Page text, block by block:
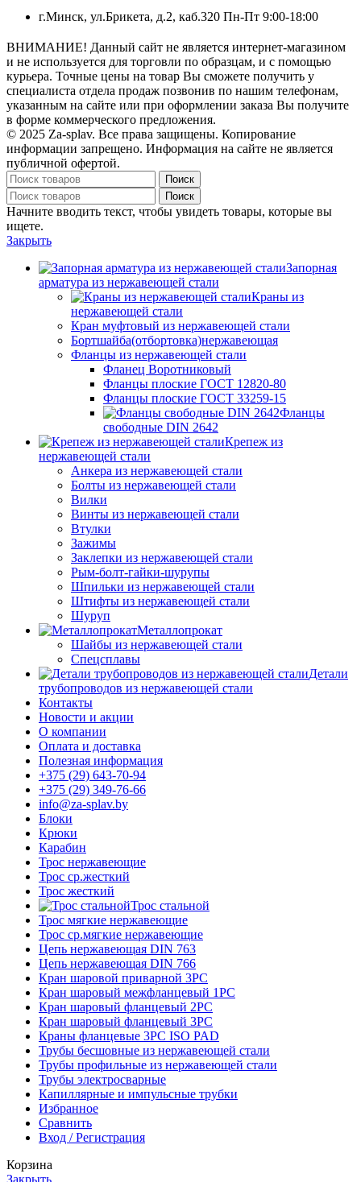
г.Минск, ул.Брикета, д.2, каб.320 Пн-Пт 9:00-18:00
ВНИМАНИЕ! Данный сайт не является интернет-магазином
и не используется для торговли по образцам, и с помощью
курьера. Точные цены на товар Вы сможете получить у
специалиста отдела продаж позвонив по нашим телефонам,
указанным на сайте или при оформлении заказа Вы получите
в форме коммерческого предложения.
© 2025 Za-splav. Все права защищены. Копирование
информации запрещено. Информация на сайте не является
публичной офертой.
Поиск
Поиск
Начните вводить текст, чтобы увидеть товары, которые вы
ищете.
Закрыть
Запорная
арматура из нержавеющей стали
Краны из
нержавеющей стали
Кран муфтовый из нержавеющей стали
Бортшайба(отбортовка)нержавеющая
Фланцы из нержавеющей стали
Фланец Воротниковый
Фланцы плоские ГОСТ 12820-80
Фланцы плоские ГОСТ 33259-15
Фланцы
свободные DIN 2642
Крепеж из
нержавеющей стали
Анкера из нержавеющей стали
Болты из нержавеющей стали
Вилки
Винты из нержавеющей стали
Втулки
Зажимы
Заклепки из нержавеющей стали
Рым-болт-гайки-шурупы
Шпильки из нержавеющей стали
Штифты из нержавеющей стали
Шуруп
Металлопрокат
Шайбы из нержавеющей стали
Спецсплавы
Детали
трубопроводов из нержавеющей стали
Контакты
Новости и акции
О компании
Оплата и доставка
Полезная информация
+375 (29) 643-70-94
+375 (29) 349-76-66
info@za-splav.by
Блоки
Крюки
Карабин
Трос нержавеющие
Трос ср.жесткий
Трос жесткий
Трос стальной
Трос мягкие нержавеющие
Трос ср.мягкие нержавеющие
Цепь нержавеющая DIN 763
Цепь нержавеющая DIN 766
Кран шаровой приварной 3PC
Кран шаровый межфланцевый 1PC
Кран шаровый фланцевый 2PC
Кран шаровый фланцевый 3PC
Краны фланцевые 3PC ISO PAD
Трубы бесшовные из нержавеющей стали
Трубы профильные из нержавеющей стали
Трубы электросварные
Капиллярные и импульсные трубки
Избранное
Сравнить
Вход / Регистрация
Корзина
Закрыть